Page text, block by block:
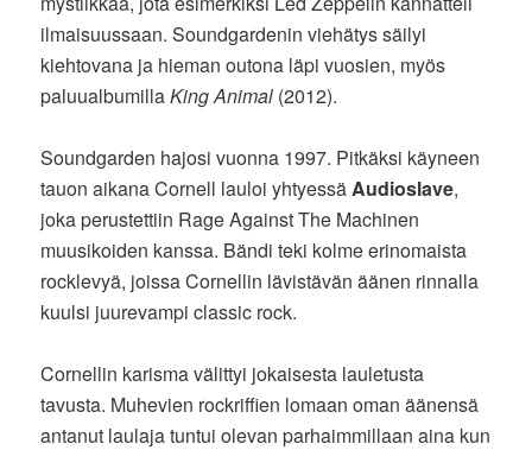
ilmaisuussaan. Soundgardenin viehätys säilyi
kiehtovana ja hieman outona läpi vuosien, myös
paluualbumillaKing Animal (2012).
Soundgarden hajosi vuonna 1997. Pitkäksi käyneen
tauon aikana Cornell lauloi yhtyessäAudioslave,
joka perustettiin Rage Against The Machinen
muusikoiden kanssa. Bändi teki kolme erinomaista
rocklevyä, joissa Cornellin lävistävän äänen rinnalla
kuulsi juurevampi classic rock.
Cornellin karisma välittyi jokaisesta lauletusta
tavusta. Muhevien rockriffien lomaan oman äänensä
antanut laulaja tuntui olevan parhaimmillaan aina kun